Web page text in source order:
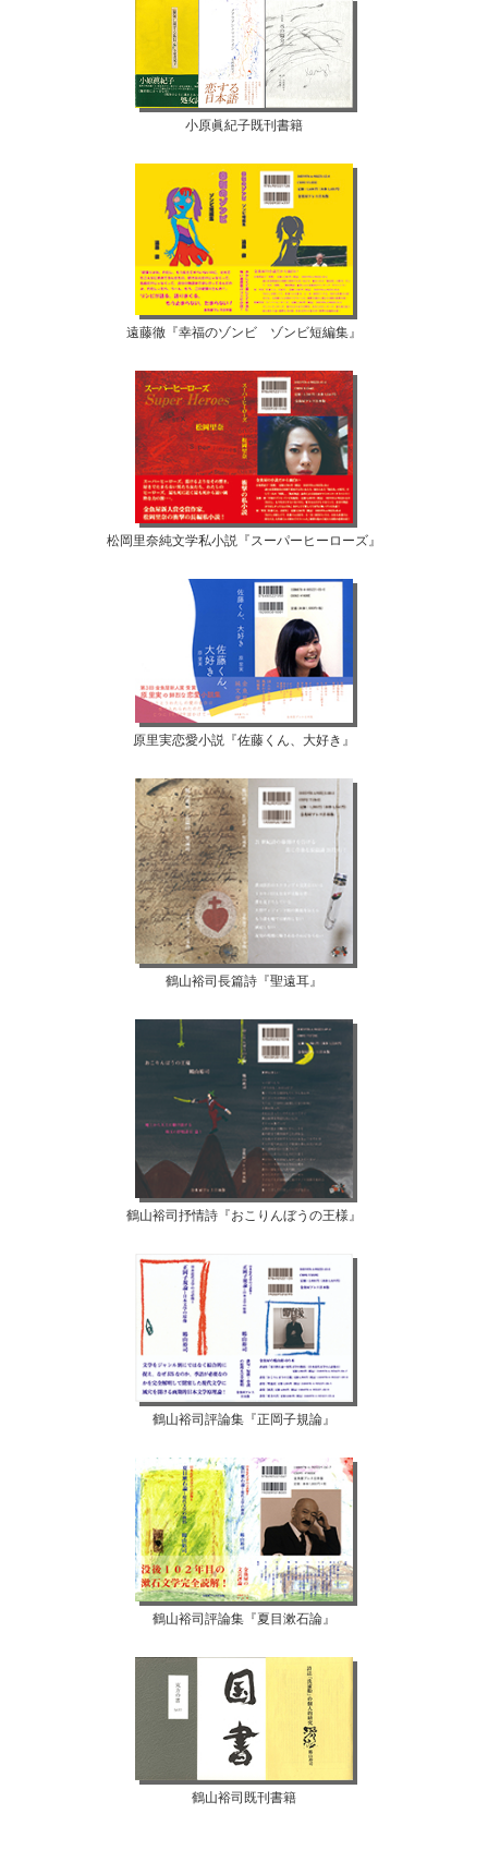
小原眞紀子既刊書籍
遠藤徹『幸福のゾンビ ゾンビ短編集』
松岡里奈純文学私小説『スーパーヒーローズ』
原里実恋愛小説『佐藤くん、大好き』
鶴山裕司長篇詩『聖遠耳』
鶴山裕司抒情詩『おこりんぼうの王様』
鶴山裕司評論集『正岡子規論』
鶴山裕司評論集『夏目漱石論』
鶴山裕司既刊書籍